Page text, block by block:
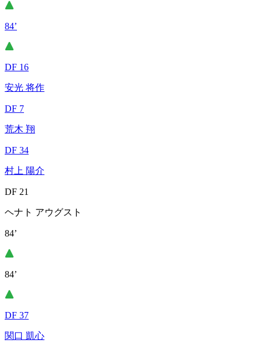
84’
DF 16
安光 将作
DF 7
荒木 翔
DF 34
村上 陽介
DF 21
ヘナト アウグスト
84’
84’
DF 37
関口 凱心